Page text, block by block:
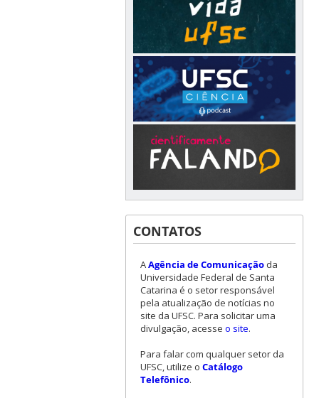
CONTATOS
AAgência de Comunicaçãoda
Universidade Federal de Santa
Catarina é o setor responsável
pela atualização de notícias no
site da UFSC. Para solicitar uma
divulgação, acesse o site.
Para falar com qualquer setor da
UFSC, utilize o Catálogo
Telefônico.